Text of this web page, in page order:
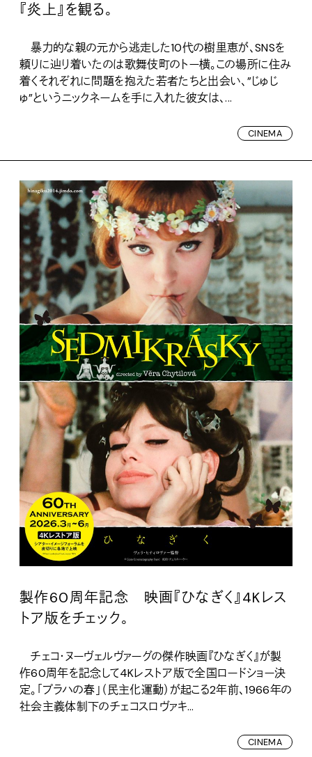
『炎上』を観る。
暴力的な親の元から逃走した10代の樹里恵が、SNSを
頼りに辿り着いたのは歌舞伎町のトー横。この場所に住み
着くそれぞれに問題を抱えた若者たちと出会い、”じゅじ
ゅ”というニックネームを手に入れた彼女は、...
CINEMA
製作60周年記念 映画『ひなぎく』4Kレス
トア版をチェック。
チェコ・ヌーヴェルヴァーグの傑作映画『ひなぎく』が製
作60周年を記念して4Kレストア版で全国ロードショー決
定。「プラハの春」（民主化運動）が起こる2年前、1966年の
社会主義体制下のチェコスロヴァキ...
CINEMA